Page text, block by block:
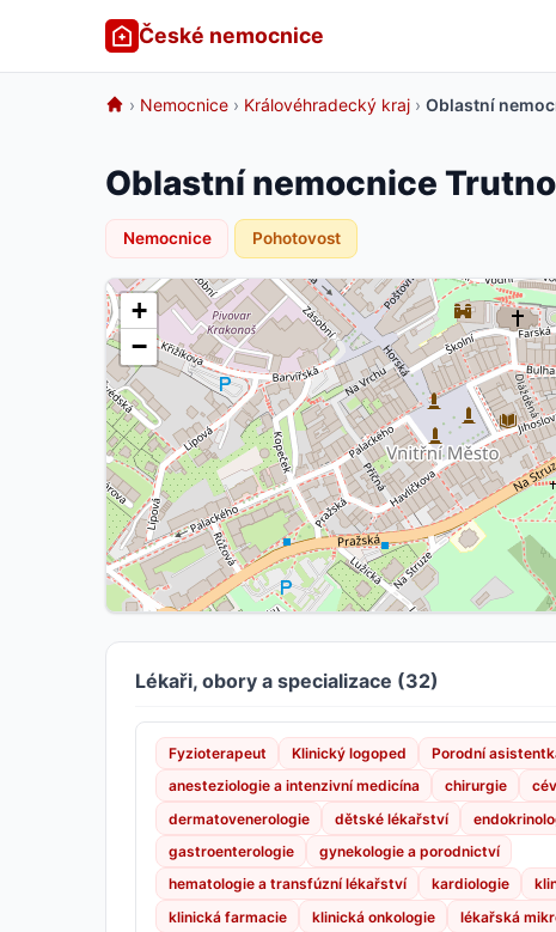
České nemocnice
› Nemocnice › Královéhradecký kraj › Oblastní
Oblastní nemocnice
Nemocnice Pohotovost
+
−
Lékaři, obory a specializace (32)
Fyzioterapeut Klinický logoped
Porodní
anesteziologie a intenzivní medicína
chirurgie
dermatovenerologie
dětské lékařství
gastroenterologie
gynekologie a porodnictví
hematologie a transfúzní lékařství
kardiologie
klinická farmacie
klinická onkologie lékařská